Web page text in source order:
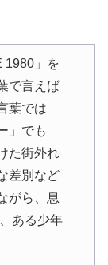
1980」を
で言えば
葉では
」でも
た街外れ
差別など
がら、息
ある少年